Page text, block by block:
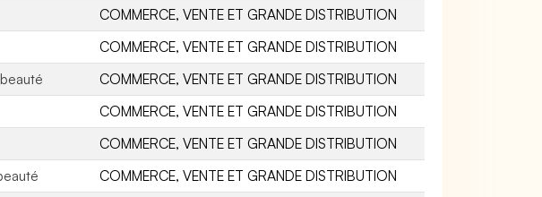
COMMERCE, VENTE ET GRANDE DISTRIBUTION
COMMERCE, VENTE ET GRANDE DISTRIBUTION
COMMERCE, VENTE ET GRANDE DISTRIBUTION
COMMERCE, VENTE ET GRANDE DISTRIBUTION
COMMERCE, VENTE ET GRANDE DISTRIBUTION
COMMERCE, VENTE ET GRANDE DISTRIBUTION